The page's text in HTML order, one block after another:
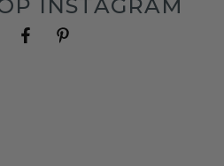
INSTAGRAM